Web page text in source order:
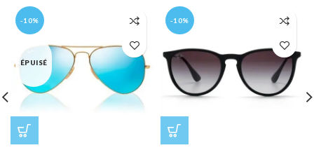
-10%
ÉPUISÉ
-10%